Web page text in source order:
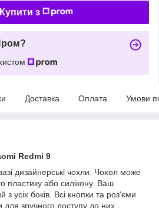
Купити з
Доставка Оплата Умови
Redmi 9
дизайнерські чохли. Чохол може
пластику або силікону. Ваш
усіх боків. Всі кнопки та роз'єми
зручного доступу до них.